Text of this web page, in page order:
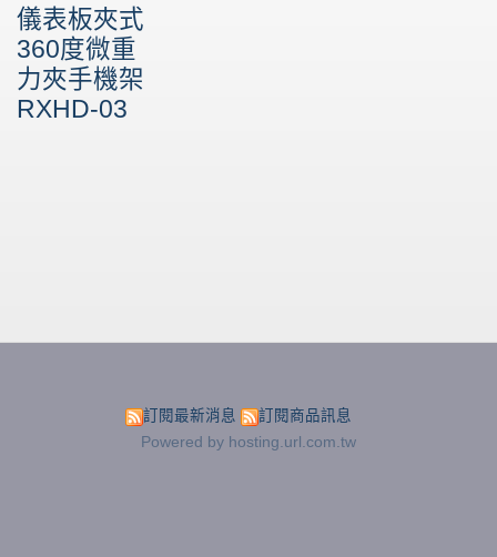
儀表板夾式
360度微重
力夾手機架
RXHD-03
訂閱最新消息
訂閱商品訊息
Powered by hosting.url.com.tw